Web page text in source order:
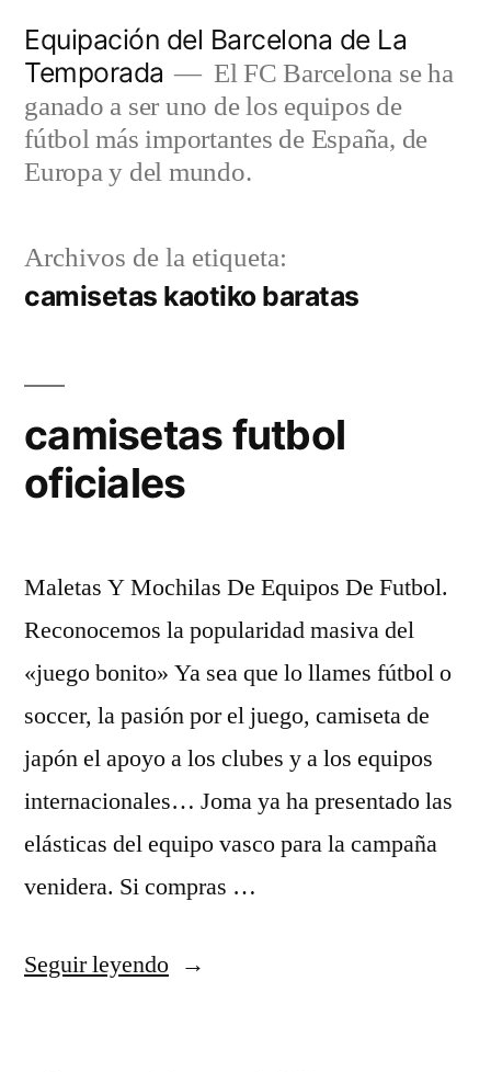
contenido
Equipación del Barcelona de La
Temporada
El FC Barcelona se ha
ganado a ser uno de los equipos de
fútbol más importantes de España, de
Europa y del mundo.
Archivos de la etiqueta:
camisetas kaotiko baratas
camisetas futbol
oficiales
Maletas Y Mochilas De Equipos De Futbol.
Reconocemos la popularidad masiva del
«juego bonito» Ya sea que lo llames fútbol o
soccer, la pasión por el juego, camiseta de
japón el apoyo a los clubes y a los equipos
internacionales… Joma ya ha presentado las
elásticas del equipo vasco para la campaña
venidera. Si compras …
Seguir leyendo«camisetas